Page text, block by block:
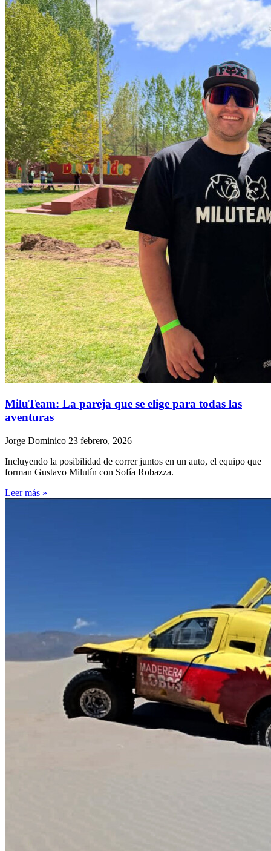
MiluTeam: La pareja que se elige para todas las
aventuras
Jorge Dominico 23 febrero, 2026
Incluyendo la posibilidad de correr juntos en un auto, el equipo que
forman Gustavo Milutín con Sofía Robazza.
Leer más »